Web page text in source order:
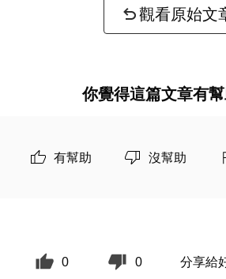
觀看原始文
你覺得這篇文章有幫
有幫助 沒幫助
0 0 分享給